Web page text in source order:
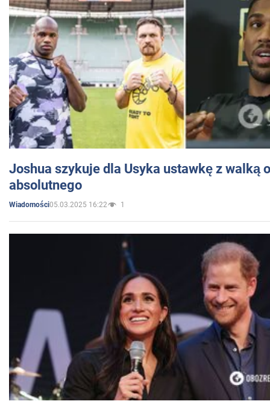
Joshua szykuje dla Usyka ustawkę z walką
absolutnego
Wiadomości05.03.2025 16:22 1